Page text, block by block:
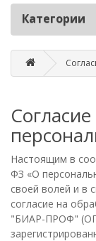
Категории
Настоящим в
ФЗ «О
своей волей и в
согласие на
"БИАР-ПРОФ"